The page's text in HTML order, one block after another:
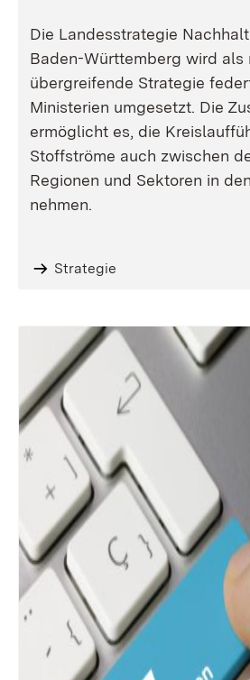
Die Landesstrategie
Baden-Württemberg wird als
übergreifende Strategie
Ministerien umgesetzt. Die
ermöglicht es, die
Stoffströme auch zwischen
Regionen und Sektoren in
nehmen.
Strategie